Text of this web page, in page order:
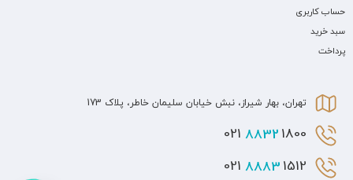
حساب کاربری
سبد خرید
پرداخت
تهران، بهار شیراز، نبش خیابان سلیمان خاطر، پلاک 173
8832 1800 021
8883 1512 021